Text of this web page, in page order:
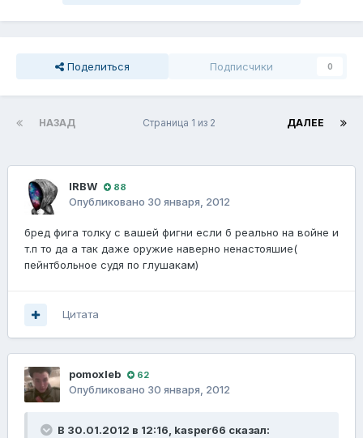
Поделиться Подписчики 0
НАЗАД ДАЛЕЕ
Страница 1 из 2
lRBW 88
Опубликовано 30 января, 2012
бред фига толку с вашей фигни если б реально на войне и
т.п то да а так даже оружие наверно ненастояшие(
пейнтбольное судя по глушакам)
Цитата
pomoxleb 62
Опубликовано 30 января, 2012
В 30.01.2012 в 12:16, kasper66 сказал: